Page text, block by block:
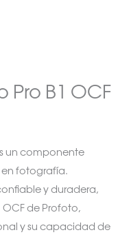
Pro B1 OCF
un componente
fotografía.
y duradera,
OCF de Profoto,
y su capacidad de